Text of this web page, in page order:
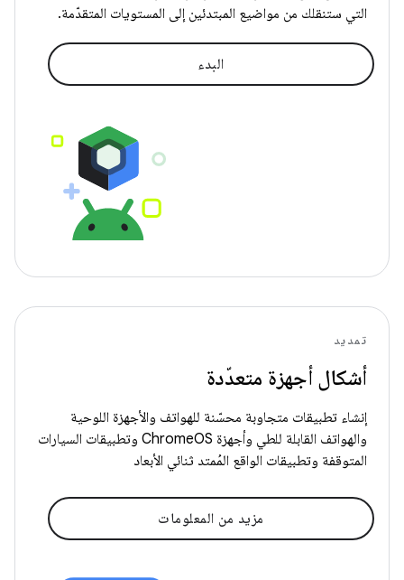
التي ستنقلك من مواضيع المبتدئين إلى المستويات المتقدّمة.
البدء
تمديد
أشكال أجهزة متعدّدة
إنشاء تطبيقات متجاوبة محسّنة للهواتف والأجهزة اللوحية
والهواتف القابلة للطي وأجهزة ChromeOS وتطبيقات السيارات
المتوقفة وتطبيقات الواقع المُمتد ثنائي الأبعاد
مزيد من المعلومات